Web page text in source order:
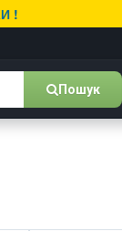
!
Пошук